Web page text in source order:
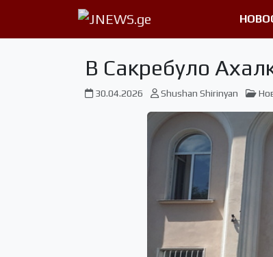
В Сакребуло
30.04.2026 Shushan Shirinyan